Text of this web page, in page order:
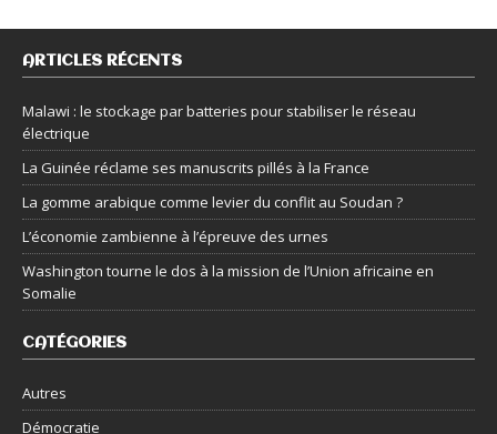
ARTICLES RÉCENTS
Malawi : le stockage par batteries pour stabiliser le réseau
électrique
La Guinée réclame ses manuscrits pillés à la France
La gomme arabique comme levier du conflit au Soudan ?
L’économie zambienne à l’épreuve des urnes
Washington tourne le dos à la mission de l’Union africaine en
Somalie
CATÉGORIES
Autres
Démocratie